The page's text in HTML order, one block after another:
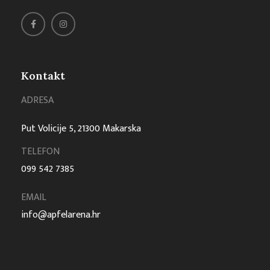
Kontakt
ADRESA
Put Volicije 5, 21300 Makarska
TELEFON
099 542 7385
EMAIL
info@apfelarena.hr